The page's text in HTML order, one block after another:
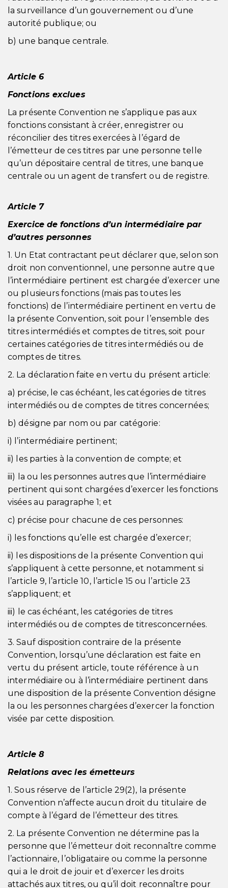
la surveillance d’un gouvernement ou d’une
autorité publique; ou
b) une banque centrale.
Article 6
Fonctions exclues
La présente Convention ne s’applique pas aux
fonctions consistant à créer, enregistrer ou
réconcilier des titres exercées à l’égard de
l’émetteur de ces titres par une personne telle
qu’un dépositaire central de titres, une banque
centrale ou un agent de transfert ou de registre.
Article 7
Exercice de fonctions d’un intermédiaire par
d’autres personnes
1. Un Etat contractant peut déclarer que, selon son
droit non conventionnel, une personne autre que
l’intermédiaire pertinent est chargée d’exercer une
ou plusieurs fonctions (mais pas toutes les
fonctions) de l’intermédiaire pertinent en vertu de
la présente Convention, soit pour l’ensemble des
titres intermédiés et comptes de titres, soit pour
certaines catégories de titres intermédiés ou de
comptes de titres.
2. La déclaration faite en vertu du présent article:
a) précise, le cas échéant, les catégories de titres
intermédiés ou de comptes de titres concernées;
b) désigne par nom ou par catégorie:
i) l’intermédiaire pertinent;
ii) les parties à la convention de compte; et
iii) la ou les personnes autres que l’intermédiaire
pertinent qui sont chargées d’exercer les fonctions
visées au paragraphe 1; et
c) précise pour chacune de ces personnes:
i) les fonctions qu’elle est chargée d’exercer;
ii) les dispositions de la présente Convention qui
s’appliquent à cette personne, et notamment si
l’article 9, l’article 10, l’article 15 ou l’article 23
s’appliquent; et
iii) le cas échéant, les catégories de titres
intermédiés ou de comptes de titresconcernées.
3. Sauf disposition contraire de la présente
Convention, lorsqu’une déclaration est faite en
vertu du présent article, toute référence à un
intermédiaire ou à l’intermédiaire pertinent dans
une disposition de la présente Convention désigne
la ou les personnes chargées d’exercer la fonction
visée par cette disposition.
Article 8
Relations avec les émetteurs
1. Sous réserve de l’article 29(2), la présente
Convention n’affecte aucun droit du titulaire de
compte à l’égard de l’émetteur des titres.
2. La présente Convention ne détermine pas la
personne que l’émetteur doit reconnaître comme
l’actionnaire, l’obligataire ou comme la personne
qui a le droit de jouir et d’exercer les droits
attachés aux titres, ou qu’il doit reconnaître pour